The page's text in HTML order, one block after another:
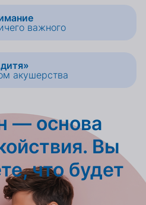
важного
акушерства
— основа
Вы
что будет